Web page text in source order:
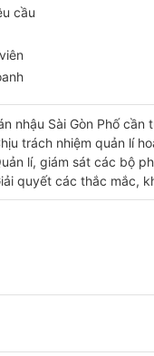
cầu
nhậu Sài Gòn Phố
trách nhiệm quản lí
lí, giám sát các bộ
quyết các thắc mắc,